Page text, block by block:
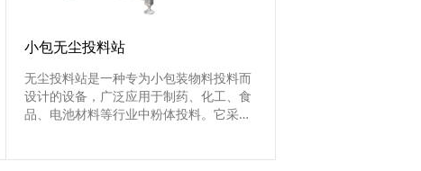
小包无尘投料站
无尘投料站是一种专为小包装物料投料而
设计的设备，广泛应用于制药、化工、食
品、电池材料等行业中粉体投料。它采用